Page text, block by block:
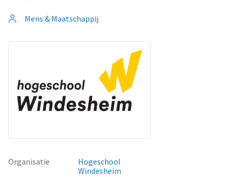
Mens & Maatschappij
Organisatie
Hogeschool
Windesheim